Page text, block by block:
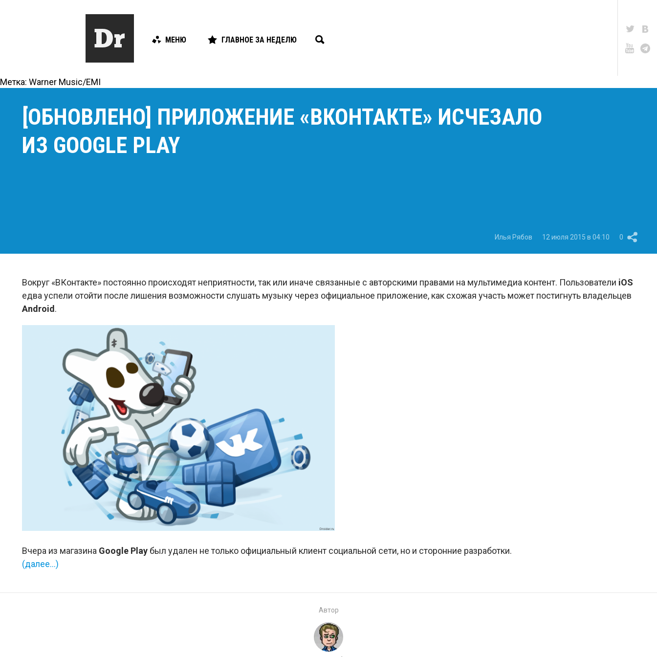
МЕНЮ ГЛАВНОЕ ЗА НЕДЕЛЮ
Метка: Warner Music/EMI
[ОБНОВЛЕНО] ПРИЛОЖЕНИЕ «ВКОНТАКТЕ» ИСЧЕЗАЛО
ИЗ GOOGLE PLAY
Илья Рябов 12 июля 2015 в 04:10 0
Вокруг «ВКонтакте» постоянно происходят неприятности, так или иначе связанные с авторскими правами на мультимедиа контент. Пользователи iOS
едва успели отойти после лишения возможности слушать музыку через официальное приложение, как схожая участь может постигнуть владельцев
Android .
Вчера из магазина Google Play был удален не только официальный клиент социальной сети, но и сторонние разработки.
(далее…)
Автор